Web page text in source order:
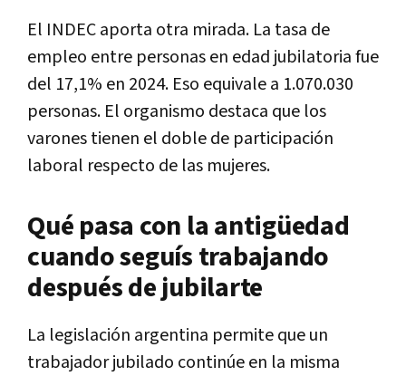
El INDEC aporta otra mirada. La tasa de
empleo entre personas en edad jubilatoria fue
del 17,1% en 2024. Eso equivale a 1.070.030
personas. El organismo destaca que los
varones tienen el doble de participación
laboral respecto de las mujeres.
Qué pasa con la antigüedad
cuando seguís trabajando
después de jubilarte
La legislación argentina permite que un
trabajador jubilado continúe en la misma